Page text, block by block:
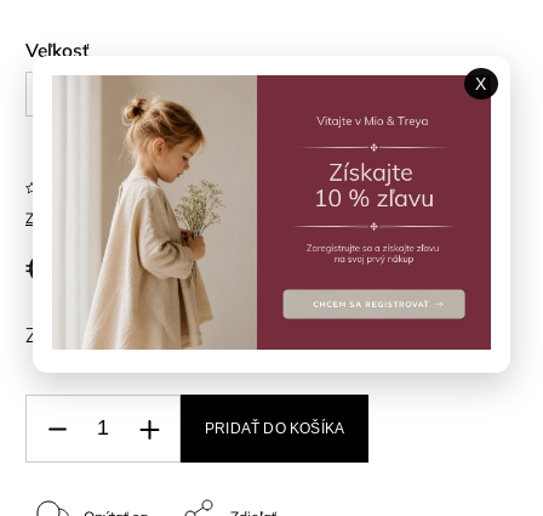
Veľkosť
62 cm
Značka: Fixoni
Neohodnotené
€64,90
ZVOĽTE VARIANT
PRIDAŤ DO KOŠÍKA
X